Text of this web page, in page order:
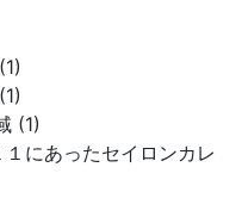
(1)
にあったセイロンカレ